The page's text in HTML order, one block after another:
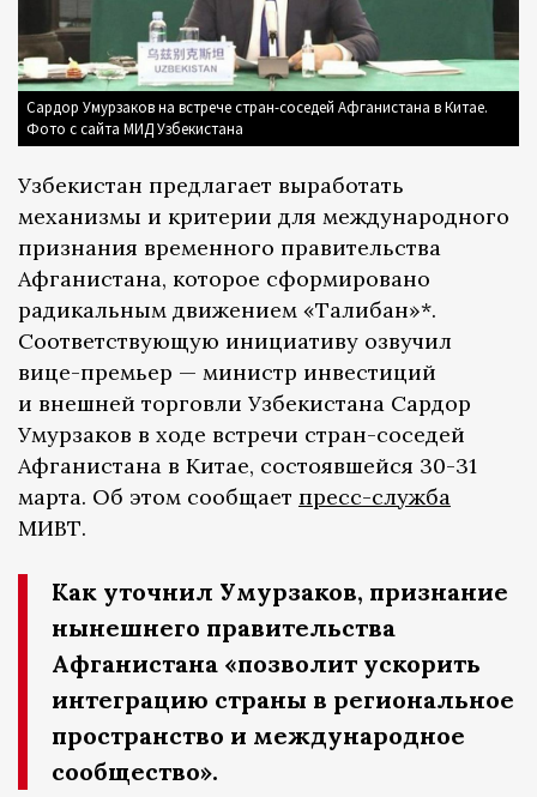
Сардор Умурзаков на встрече стран-соседей Афганистана в Китае.
Фото с сайта МИД Узбекистана
Узбекистан предлагает выработать
механизмы и критерии для международного
признания временного правительства
Афганистана, которое сформировано
радикальным движением «Талибан»*.
Соответствующую инициативу озвучил
вице-премьер — министр инвестиций
и внешней торговли Узбекистана Сардор
Умурзаков в ходе встречи стран-соседей
Афганистана в Китае, состоявшейся 30-31
марта. Об этом сообщает пресс-служба
МИВТ.
Как уточнил Умурзаков, признание
нынешнего правительства
Афганистана «позволит ускорить
интеграцию страны в региональное
пространство и международное
сообщество».